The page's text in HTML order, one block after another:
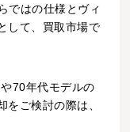
ではの仕様とヴィ
して、買取市場で
70年代モデルの
をご検討の際は、